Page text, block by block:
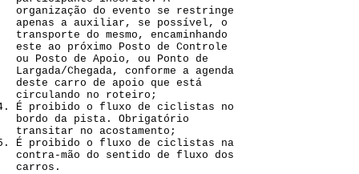
organização do evento se restringe
apenas a auxiliar, se possível, o
transporte do mesmo, encaminhando
este ao próximo Posto de Controle
ou Posto de Apoio, ou Ponto de
Largada/Chegada, conforme a agenda
deste carro de apoio que está
circulando no roteiro;
É proibido o fluxo de ciclistas no
bordo da pista. Obrigatório
transitar no acostamento;
É proibido o fluxo de ciclistas na
contra-mão do sentido de fluxo dos
carros.